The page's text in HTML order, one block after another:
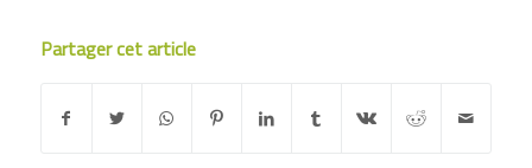
Partager cet article